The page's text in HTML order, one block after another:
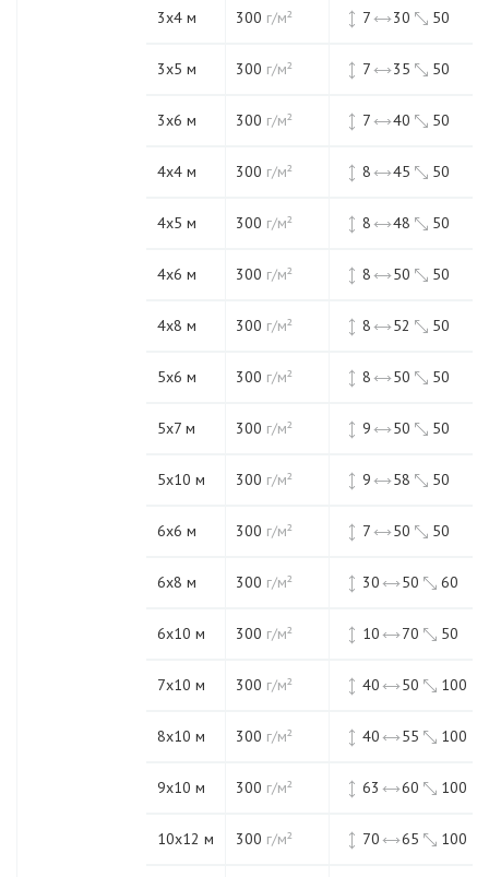
3х4 м 300 г/м² 7 30 50
3х5 м 300 г/м² 7 35 50
3х6 м 300 г/м² 7 40 50
4х4 м 300 г/м² 8 45 50
4х5 м 300 г/м² 8 48 50
4х6 м 300 г/м² 8 50 50
4х8 м 300 г/м² 8 52 50
5х6 м 300 г/м² 8 50 50
5х7 м 300 г/м² 9 50 50
5х10 м 300 г/м² 9 58 50
6х6 м 300 г/м² 7 50 50
6х8 м 300 г/м² 30 50 60
6х10 м 300 г/м² 10 70 50
7х10 м 300 г/м² 40 50 100
8х10 м 300 г/м² 40 55 100
9х10 м 300 г/м² 63 60 100
10х12 м 300 г/м² 70 65 100